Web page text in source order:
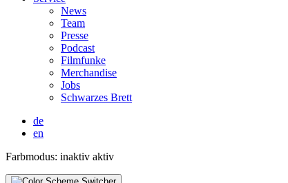
News
Team
Pres­se
Pod­cast
Film­fun­ke
Mer­chan­di­se
Jobs
Schwar­zes Brett
de
en
Farbmodus: inaktiv aktiv